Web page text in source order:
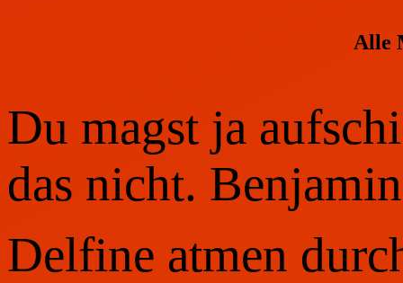
Alle
Du magst ja
das nicht.
Delfine atmen